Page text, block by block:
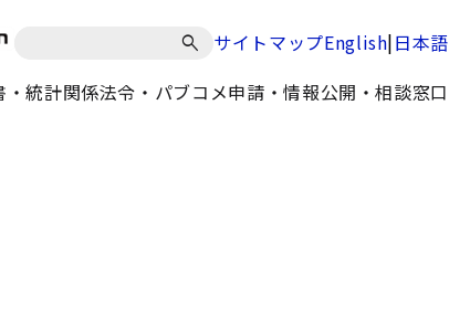
サイトマップEnglish|日本語
・統計関係法令・パブコメ申請・情報公開・相談窓口